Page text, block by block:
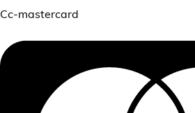
Cc-mastercard